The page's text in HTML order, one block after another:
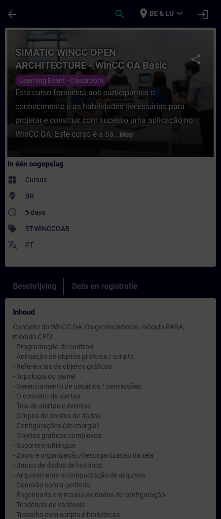
arrow_back search place BE & LU expand_more login
Cursus - SIMATIC WINCC OPEN
share
SIMATIC WINCC OPEN
ARCHITECTURE - WinCC OA Basic
Learning Event - Classroom
Este curso fornecerá aos participantes o
conhecimento e as habilidades necessárias para
projetar e construir com sucesso uma aplicação no
WinCC OA. Este curso é a ba... Meer
In één oogopslag
widgets Cursus
where_to_vote BR
access_time 5 days
sell ST-WINCCOAB
translate PT
Beschrijving Data en registratie
Inhoud
Conceito do WinCC OA: Os gerenciadores, módulo PARA,
módulo GEDI
- Programação de controle
- Animação de objetos gráficos / scripts
- Referências de objetos gráficos
- Topologia do painel
- Gerenciamento de usuários / permissões
- O conceito de alertas
- Tela de alertas e eventos
- Grupos de pontos de dados
- Configurações (de energia)
- Objetos gráficos complexos
- Suporte multilíngue
- Zoom e organização/desorganização da tela
- Banco de dados de histórico
- Arquivamento e compactação de arquivos
- Conexão com a periferia
- Engenharia em massa de dados de configuração
- Tendência de variáveis
- Trabalho com scripts e bibliotecas